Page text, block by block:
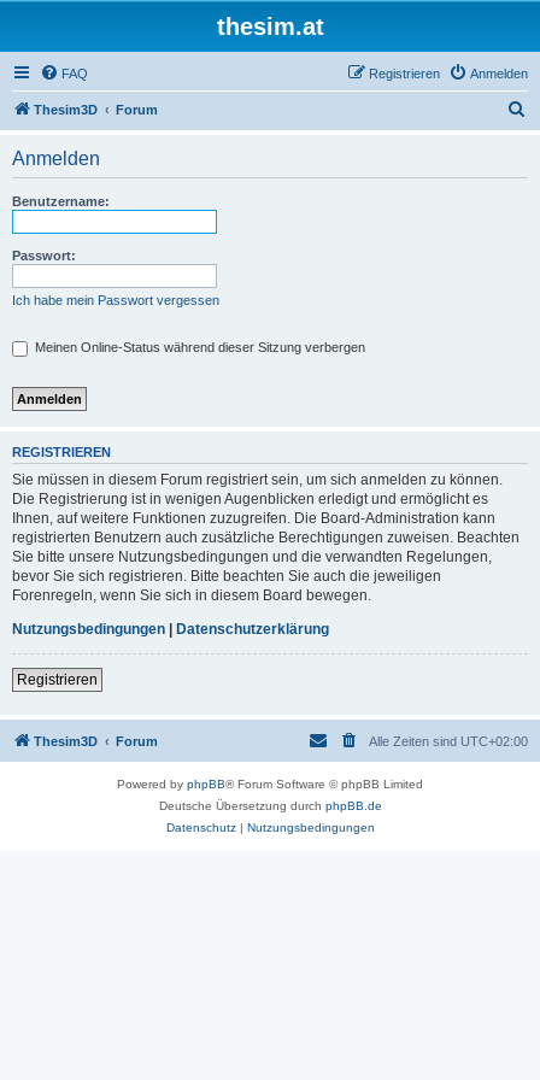
thesim.at
FAQ Anmelden
Registrieren
Thesim3D Forum
Anmelden
Benutzername:
Passwort:
Ich habe mein Passwort vergessen
Meinen Online-Status während dieser Sitzung verbergen
REGISTRIEREN
Sie müssen in diesem Forum registriert sein, um sich anmelden zu können.
Die Registrierung ist in wenigen Augenblicken erledigt und ermöglicht es
Ihnen, auf weitere Funktionen zuzugreifen. Die Board-Administration kann
registrierten Benutzern auch zusätzliche Berechtigungen zuweisen. Beachten
Sie bitte unsere Nutzungsbedingungen und die verwandten Regelungen,
bevor Sie sich registrieren. Bitte beachten Sie auch die jeweiligen
Forenregeln, wenn Sie sich in diesem Board bewegen.
Nutzungsbedingungen
Datenschutzerklärung
Registrieren
Thesim3D Forum Alle Zeiten sind UTC+02:00
Powered by phpBB® Forum Software © phpBB Limited
Deutsche Übersetzung durch phpBB.de
Datenschutz| Nutzungsbedingungen